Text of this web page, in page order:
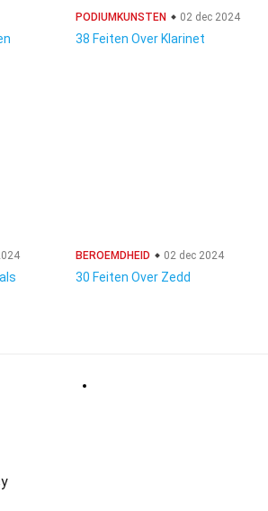
PODIUMKUNSTEN 02 dec 2024
38 Feiten Over Klarinet
BEROEMDHEID 02 dec 2024
30 Feiten Over Zedd